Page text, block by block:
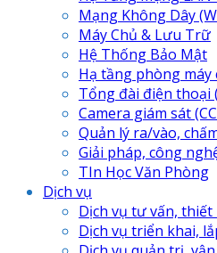
Mạng Không Dây
Máy Chủ & Lưu Trữ
Hệ Thống Bảo Mật
Hạ tầng phòng máy
Tổng đài điện thoại
Camera giám sát
Quản lý ra/vào,
Giải pháp, công
TIn Học Văn Phòng
Dịch vụ
Dịch vụ tư vấn, thiết
Dịch vụ triển khai,